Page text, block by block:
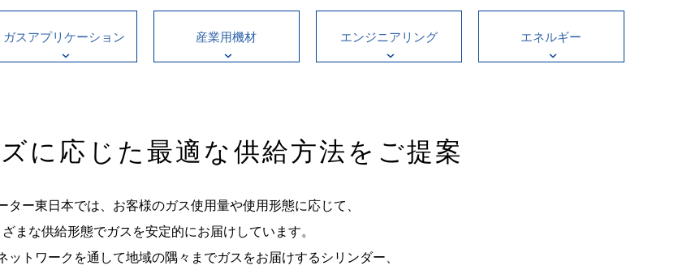
ガスアプリケーション 産業用機材 エンジニアリング エネルギー
に応じた最適な供給方法をご提案
ター東日本では、お客様のガス使用量や使用形態に応じて、
ざまな供給形態でガスを安定的にお届けしています。
ットワークを通して地域の隅々までガスをお届けするシリンダー、